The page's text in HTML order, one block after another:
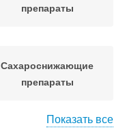
препараты
Сахароснижающие
препараты
Показать все